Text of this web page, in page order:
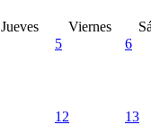
Jueves Viernes
5 6
12 13